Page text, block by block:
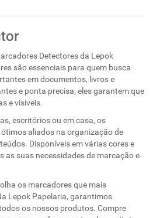
Detectores da Lepok
são essenciais para quem busca
em documentos, livros e
e ponta precisa, eles garantem que
e visíveis.
escritórios ou em casa, os
aliados na organização de
Disponíveis em várias cores e
as suas necessidades de marcação e
os marcadores que mais
Lepok Papelaria, garantimos
os nossos produtos. Compre